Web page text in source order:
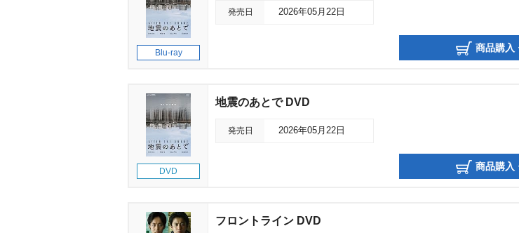
e
Blu-ray
発売日 2026年05月22日
商品購入
DVD
地震のあとで DVD
発売日 2026年05月22日
商品購入
フロントライン DVD